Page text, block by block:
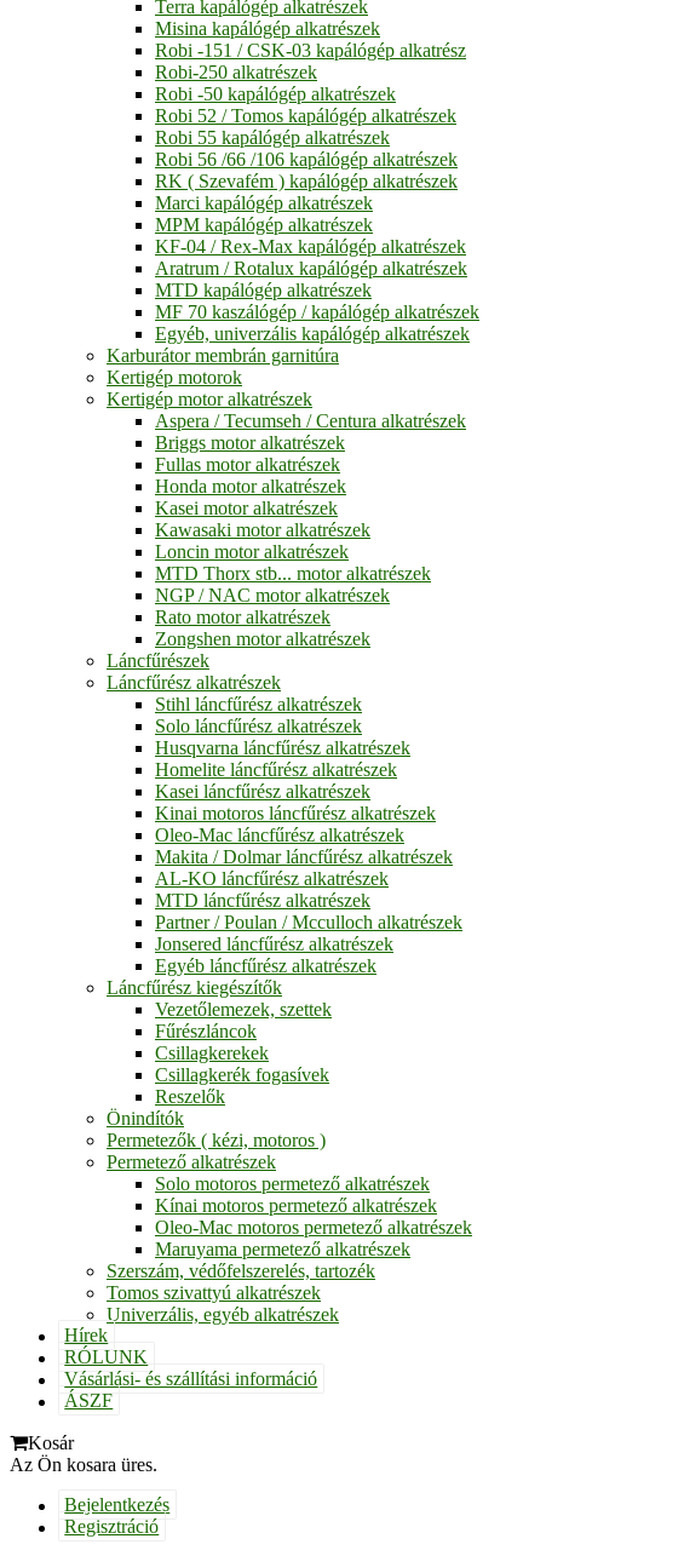
Terra kapálógép alkatrészek
Misina kapálógép alkatrészek
Robi -151 / CSK-03 kapálógép alkatrész
Robi-250 alkatrészek
Robi -50 kapálógép alkatrészek
Robi 52 / Tomos kapálógép alkatrészek
Robi 55 kapálógép alkatrészek
Robi 56 /66 /106 kapálógép alkatrészek
RK ( Szevafém ) kapálógép alkatrészek
Marci kapálógép alkatrészek
MPM kapálógép alkatrészek
KF-04 / Rex-Max kapálógép alkatrészek
Aratrum / Rotalux kapálógép alkatrészek
MTD kapálógép alkatrészek
MF 70 kaszálógép / kapálógép alkatrészek
Egyéb, univerzális kapálógép alkatrészek
Karburátor membrán garnitúra
Kertigép motorok
Kertigép motor alkatrészek
Aspera / Tecumseh / Centura alkatrészek
Briggs motor alkatrészek
Fullas motor alkatrészek
Honda motor alkatrészek
Kasei motor alkatrészek
Kawasaki motor alkatrészek
Loncin motor alkatrészek
MTD Thorx stb... motor alkatrészek
NGP / NAC motor alkatrészek
Rato motor alkatrészek
Zongshen motor alkatrészek
Láncfűrészek
Láncfűrész alkatrészek
Stihl láncfűrész alkatrészek
Solo láncfűrész alkatrészek
Husqvarna láncfűrész alkatrészek
Homelite láncfűrész alkatrészek
Kasei láncfűrész alkatrészek
Kinai motoros láncfűrész alkatrészek
Oleo-Mac láncfűrész alkatrészek
Makita / Dolmar láncfűrész alkatrészek
AL-KO láncfűrész alkatrészek
MTD láncfűrész alkatrészek
Partner / Poulan / Mcculloch alkatrészek
Jonsered láncfűrész alkatrészek
Egyéb láncfűrész alkatrészek
Láncfűrész kiegészítők
Vezetőlemezek, szettek
Fűrészláncok
Csillagkerekek
Csillagkerék fogasívek
Reszelők
Önindítók
Permetezők ( kézi, motoros )
Permetező alkatrészek
Solo motoros permetező alkatrészek
Kínai motoros permetező alkatrészek
Oleo-Mac motoros permetező alkatrészek
Maruyama permetező alkatrészek
Szerszám, védőfelszerelés, tartozék
Tomos szivattyú alkatrészek
Univerzális, egyéb alkatrészek
Hírek
RÓLUNK
Vásárlási- és szállítási információ
ÁSZF
Kosár
Az Ön kosara üres.
Bejelentkezés
Regisztráció